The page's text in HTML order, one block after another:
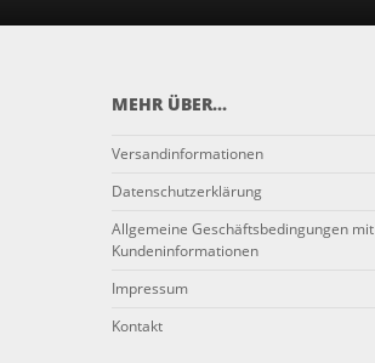
MEHR ÜBER...
Versandinformationen
Datenschutzerklärung
Allgemeine Geschäftsbedingungen mit
Kundeninformationen
Impressum
Kontakt